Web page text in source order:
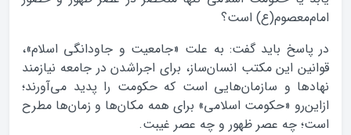
امام‌معصوم(ع) است؟
در پاسخ باید گفت: به علت «جامعیت و جاودانگی اسلام»،
قوانین این مکتب انسان‌ساز، برای اجراشدن در جامعه نیازمند
نهادها و سازمان‌هایی است که حکومت را پدید می‌آورند؛
ازاین‌رو «حکومت اسلامی» برای همه مکان‌ها و زمان‌ها مطرح
است؛ چه عصر ظهور و چه عصر غیبت.